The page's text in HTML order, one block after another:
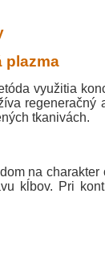
plazma
využitia
regeneračný
tkanivách.
na
kĺbov. Pri